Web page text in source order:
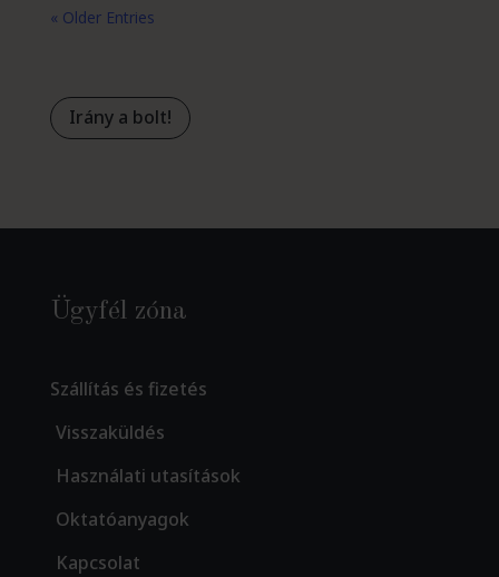
« Older Entries
Irány a bolt!
Ügyfél zóna
Szállítás és fizetés
Visszaküldés
Használati utasítások
Oktatóanyagok
Kapcsolat